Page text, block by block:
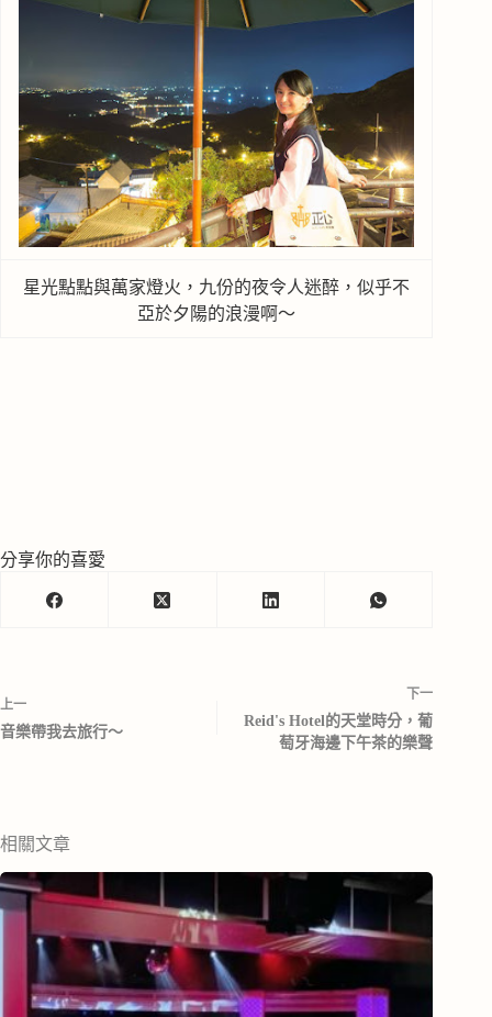
星光點點與萬家燈火，九份的夜令人迷醉，似乎不
亞於夕陽的浪漫啊～
分享你的喜愛
上一
音樂帶我去旅行～
下一
Reid's Hotel的天堂時分，葡
萄牙海邊下午茶的樂聲
相關文章